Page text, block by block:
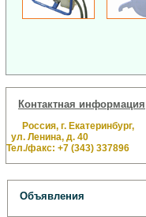
Контактная информация
Россия, г. Екатеринбург,
ул. Ленина, д. 40
Тел./факс: +7 (343) 337896
Объявления